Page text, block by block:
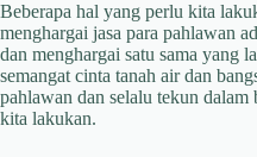
Beberapa hal yang perlu kita
menghargai jasa para pahlawan
dan menghargai satu sama yang
semangat cinta tanah air dan
pahlawan dan selalu tekun dalam
kita lakukan.